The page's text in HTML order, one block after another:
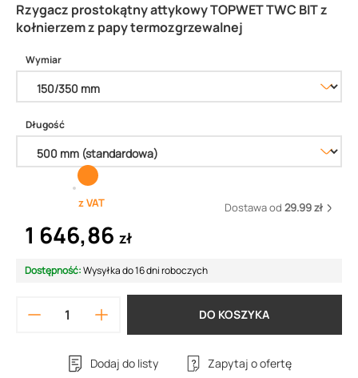
Rzygacz prostokątny attykowy TOPWET TWC BIT z
kołnierzem z papy termozgrzewalnej
Wymiar
Długość
z VAT Dostawa od 29.99 zł
1 646,86 zł
Dostępność:Wysyłka do 16 dni roboczych
DO KOSZYKA
Dodaj do listy Zapytaj o ofertę